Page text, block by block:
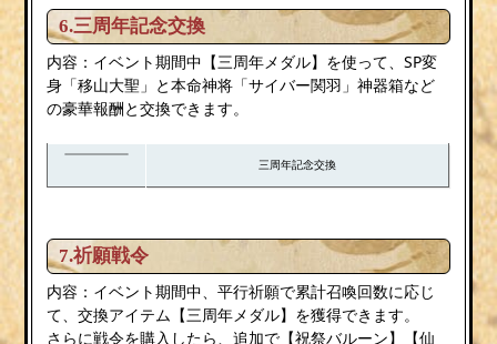
6.三周年記念交換
内容：イベント期間中【三周年メダル】を使って、SP変
身「移山大聖」と本命神将「サイバー関羽」神器箱など
の豪華報酬と交換できます。
三周年記念交換
7.祈願戦令
内容：イベント期間中、平行祈願で累計召喚回数に応じ
て、交換アイテム【三周年メダル】を獲得できます。
さらに戦令を購入したら、追加で【祝祭バルーン】【仙